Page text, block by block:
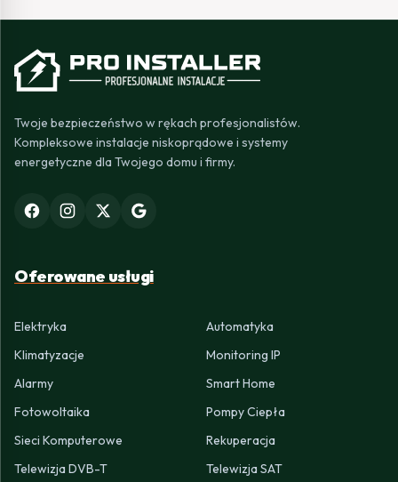
Twoje bezpieczeństwo w rękach profesjonalistów.
Kompleksowe instalacje niskoprądowe i systemy
energetyczne dla Twojego domu i firmy.
Oferowane usługi
Elektryka
Automatyka
Klimatyzacje
Monitoring IP
Alarmy
Smart Home
Fotowoltaika
Pompy Ciepła
Sieci Komputerowe
Rekuperacja
Telewizja DVB-T
Telewizja SAT